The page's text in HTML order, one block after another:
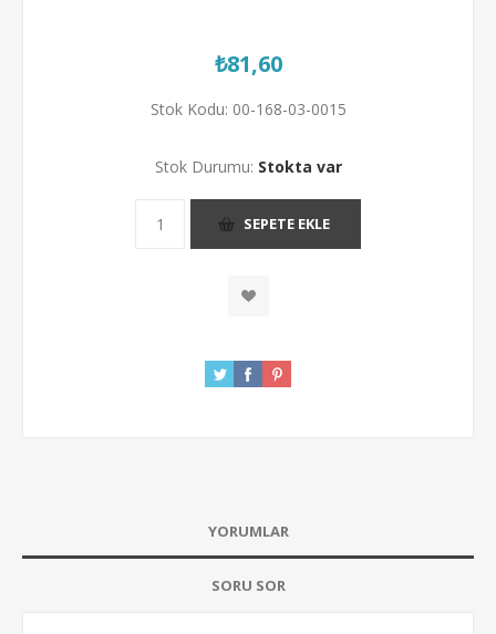
₺81,60
Stok Kodu: 00-168-03-0015
Stok Durumu: Stokta var
SEPETE EKLE
YORUMLAR
SORU SOR